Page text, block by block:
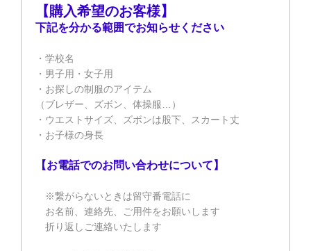
【購入希望のお客様】
下記を分かる範囲でお知らせください
・学校名
・男子用・女子用
・お探しの制服のアイテム
（ブレザー、ズボン、体操服…）
・ウエストサイズ、ズボンは股下、スカート丈
・お子様の身長
【お電話でのお問い合わせについて】
※繋がらないときは留守番電話に
お名前、連絡先、ご用件をお願いします
折り返しご連絡いたします